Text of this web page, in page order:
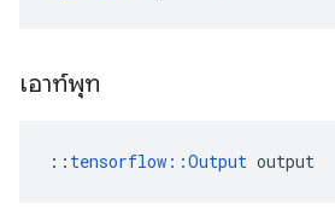
เอาท์พุท
:: tensorflow::Output output